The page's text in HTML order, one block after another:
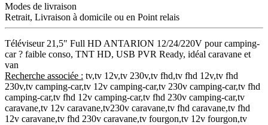
Modes de livraison
Retrait, Livraison à domicile ou en Point relais
Téléviseur 21,5" Full HD ANTARION 12/24/220V pour camping-
car ? faible conso, TNT HD, USB PVR Ready, idéal caravane et
van
Recherche associée : tv,tv 12v,tv 230v,tv fhd,tv fhd 12v,tv fhd
230v,tv camping-car,tv 12v camping-car,tv 230v camping-car,tv fhd
camping-car,tv fhd 12v camping-car,tv fhd 230v camping-car,tv
caravane,tv 12v caravane,tv230v caravane,tv fhd caravane,tv fhd
12v caravane,tv fhd 230v caravane,tv fourgon,tv 12v fourgon,tv